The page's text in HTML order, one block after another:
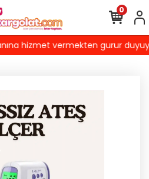
hizmet vermekten gurur
0